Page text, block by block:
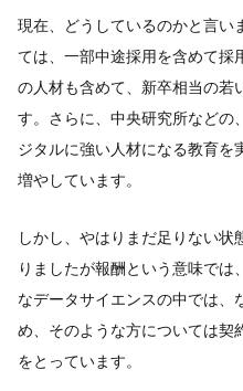
現在、どうしているのかと言い
ては、一部中途採用を含めて採
の人材も含めて、新卒相当の若
す。さらに、中央研究所などの
ジタルに強い人材になる教育を
増やしています。
しかし、やはりまだ足りない
りましたが報酬という意味で
なデータサイエンスの中では、
め、そのような方については契
をとっています。